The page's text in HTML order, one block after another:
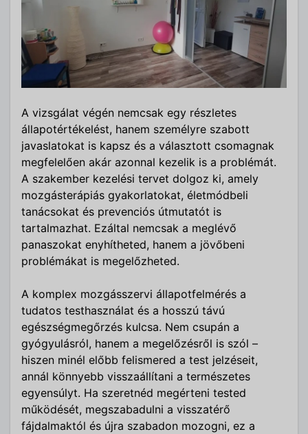
A vizsgálat végén nemcsak egy részletes
állapotértékelést, hanem személyre szabott
javaslatokat is kapsz és a választott csomagnak
megfelelően akár azonnal kezelik is a problémát.
A szakember kezelési tervet dolgoz ki, amely
mozgásterápiás gyakorlatokat, életmódbeli
tanácsokat és prevenciós útmutatót is
tartalmazhat. Ezáltal nemcsak a meglévő
panaszokat enyhítheted, hanem a jövőbeni
problémákat is megelőzheted.
A komplex mozgásszervi állapotfelmérés a
tudatos testhasználat és a hosszú távú
egészségmegőrzés kulcsa. Nem csupán a
gyógyulásról, hanem a megelőzésről is szól –
hiszen minél előbb felismered a test jelzéseit,
annál könnyebb visszaállítani a természetes
egyensúlyt. Ha szeretnéd megérteni tested
működését, megszabadulni a visszatérő
fájdalmaktól és újra szabadon mozogni, ez a